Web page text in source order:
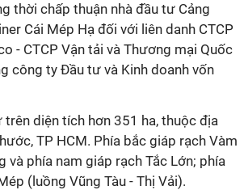
thời chấp thuận nhà đầu tư Cảng
Cái Mép Hạ đối với liên danh CTCP
- CTCP Vận tải và Thương mại Quốc
công ty Đầu tư và Kinh doanh vốn
diện tích hơn 351 ha, thuộc địa
TP HCM. Phía bắc giáp rạch Vàm
và phía nam giáp rạch Tắc Lớn; phía
(luồng Vũng Tàu - Thị Vải).